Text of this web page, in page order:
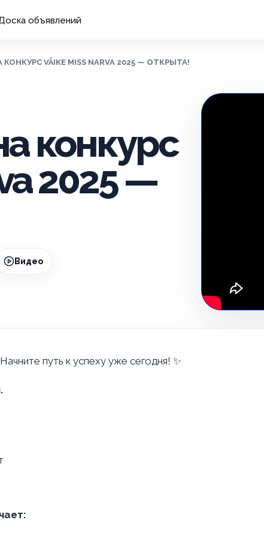
объявлений
VÄIKE MISS NARVA 2025 — ОТКРЫТА!
конкурс
2025 —
Видео
путь к успеху уже сегодня! ✨